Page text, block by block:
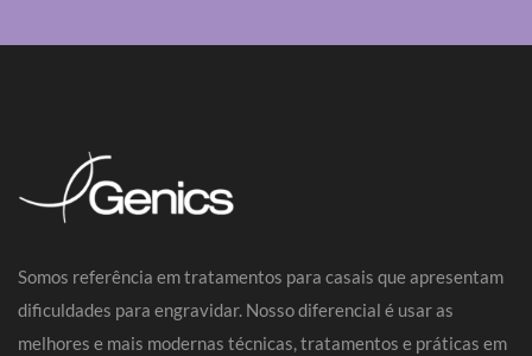
Somos referência em tratamentos para casais que apresentam
dificuldades para engravidar. Nosso diferencial é usar as
melhores e mais modernas técnicas, tratamentos e práticas em